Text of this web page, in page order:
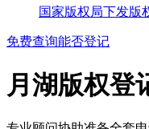
国家版权局下发版
免费查询能否登记
月湖版权登